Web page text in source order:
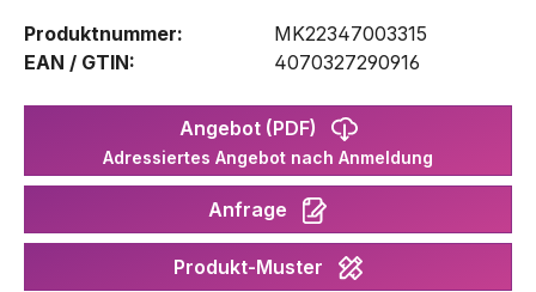
Produktnummer:
MK22347003315
EAN / GTIN:
4070327290916
Angebot (PDF)
Adressiertes Angebot nach Anmeldung
Anfrage
Produkt-Muster